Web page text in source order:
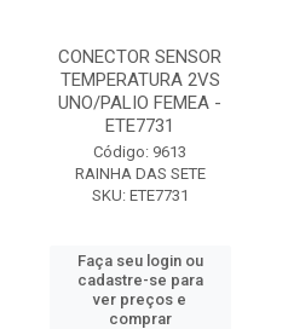
CONECTOR SENSOR
TEMPERATURA 2VS
UNO/PALIO FEMEA -
ETE7731
Código: 9613
RAINHA DAS SETE
SKU: ETE7731
Faça seu login ou
cadastre-se para
ver preços e
comprar